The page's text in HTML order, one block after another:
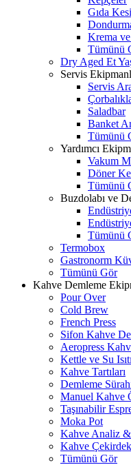
Gıda
Krema
Tümünü
Dry Aged Et
Servis
Servis
Saladbar
Banket
Tümünü
Yardımcı
Vakum
Döner
Tümünü
Buzdolabı ve
Tümünü
Termobox
Gastronorm
Tümünü Gör
Kahve Demleme
Pour Over
Cold Brew
French Press
Sifon Kahve
Aeropress
Kettle ve Su
Kahve Tartıları
Demleme
Manuel Kahve
Taşınabilir
Moka Pot
Kahve Analiz
Kahve
Tümünü Gör